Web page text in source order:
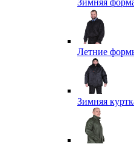
Зимняя
Летние
Зимняя